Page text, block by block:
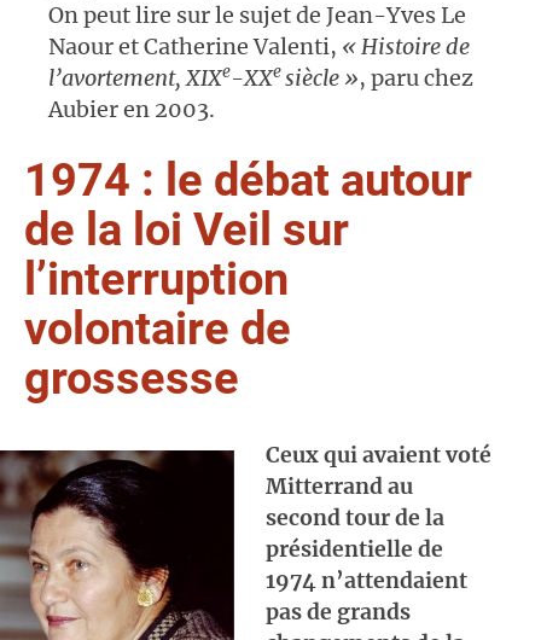
On peut lire sur le sujet de Jean-Yves Le
Naour et Catherine Valenti, «Histoire de
l’avortement, XIXe-XXesiècle », paru chez
Aubier en 2003.
1974 : le débat autour
de la loi Veil sur
l’interruption
volontaire de
grossesse
Ceux qui avaient voté
Mitterrand au
second tour de la
présidentielle de
1974 n’attendaient
pas de grands